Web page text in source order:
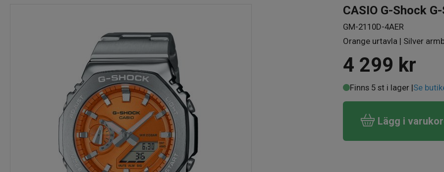
CASIO G-Shock
GM-2110D-4AER
Orange urtavla | Silver
4 299 kr
Finns 5 st i lager |Se
Lägg i